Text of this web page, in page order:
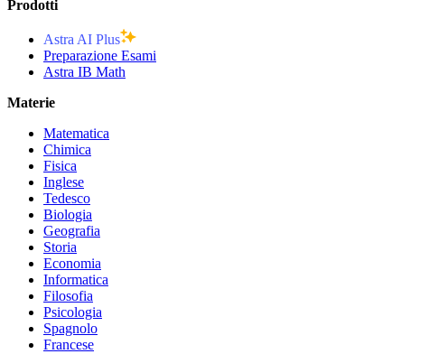
Prodotti
Astra AI Plus
Preparazione Esami
Astra IB Math
Materie
Matematica
Chimica
Fisica
Inglese
Tedesco
Biologia
Geografia
Storia
Economia
Informatica
Filosofia
Psicologia
Spagnolo
Francese